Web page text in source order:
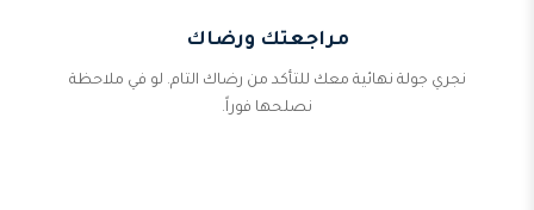
مراجعتك ورضاك
نجري جولة نهائية معك للتأكد من رضاك التام. لو في ملاحظة
نصلحها فوراً.